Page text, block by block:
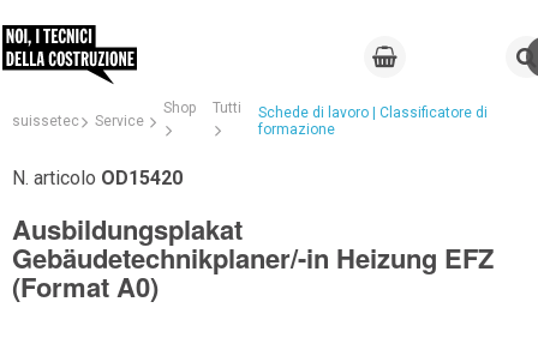
suissetec Service
Shop Tutti
Schede di lavoro | Classificatore di
formazione
N. articolo OD15420
Ausbildungsplakat
Gebäudetechnikplaner/-in Heizung EFZ
(Format A0)